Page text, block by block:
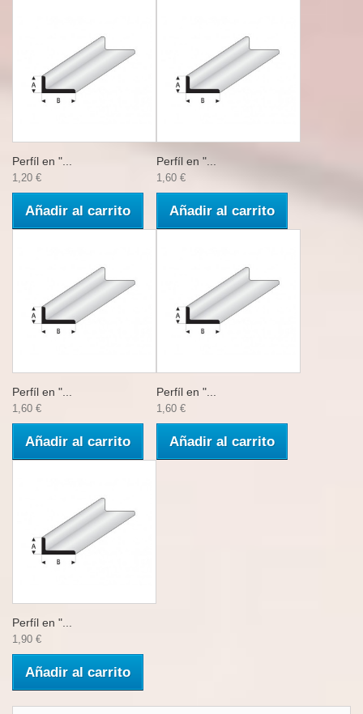
Perfíl en "...
1,20 €
Añadir al carrito
Perfíl en "...
1,60 €
Añadir al carrito
Perfíl en "...
1,60 €
Añadir al carrito
Perfíl en "...
1,60 €
Añadir al carrito
Perfíl en "...
1,90 €
Añadir al carrito